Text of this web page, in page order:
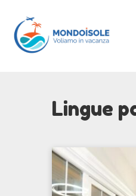
Lingue